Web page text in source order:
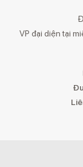
VP đại diện tại